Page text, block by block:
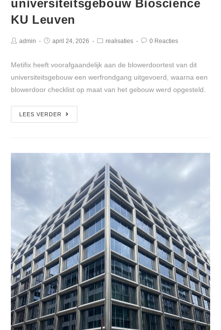
universiteitsgebouw Bioscience
KU Leuven
admin april 24, 2026 realisaties 0 Reacties
Metifix heeft voorafgaandelijk aan de blowerdoortest van dit
universiteitsgebouw een werfrondgang uitgevoerd, waarna een
blowerdoor checklist op maat van het gebouw werd opgesteld.
LEES VERDER